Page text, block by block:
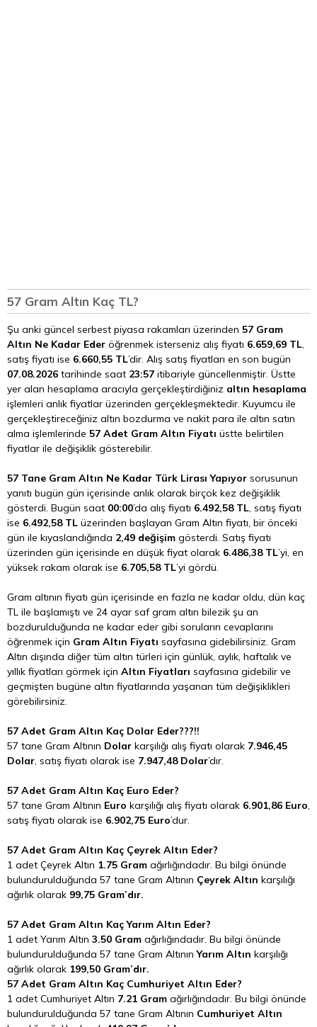
57 Gram Altın Kaç TL?
Şu anki güncel serbest piyasa rakamları üzerinden 57 Gram
Altın Ne Kadar Eder öğrenmek isterseniz alış fiyatı 6.659,69 TL,
satış fiyatı ise 6.660,55 TL’dir. Alış satış fiyatları en son bugün
07.08.2026 tarihinde saat 23:57 itibariyle güncellenmiştir. Üstte
yer alan hesaplama aracıyla gerçekleştirdiğiniz altın hesaplama
işlemleri anlık fiyatlar üzerinden gerçekleşmektedir. Kuyumcu ile
gerçekleştireceğiniz altın bozdurma ve nakit para ile altın satın
alma işlemlerinde 57 Adet Gram Altın Fiyatı üstte belirtilen
fiyatlar ile değişiklik gösterebilir.
57 Tane Gram Altın Ne Kadar Türk Lirası Yapıyor sorusunun
yanıtı bugün gün içerisinde anlık olarak birçok kez değişiklik
gösterdi. Bugün saat 00:00’da alış fiyatı 6.492,58 TL, satış fiyatı
ise 6.492,58 TL üzerinden başlayan Gram Altın fiyatı, bir önceki
gün ile kıyaslandığında 2,49 değişim gösterdi. Satış fiyatı
üzerinden gün içerisinde en düşük fiyat olarak 6.486,38 TL’yi, en
yüksek rakam olarak ise 6.705,58 TL’yi gördü.
Gram altının fiyatı gün içerisinde en fazla ne kadar oldu, dün kaç
TL ile başlamıştı ve 24 ayar saf gram altın bilezik şu an
bozdurulduğunda ne kadar eder gibi soruların cevaplarını
öğrenmek için Gram Altın Fiyatı sayfasına gidebilirsiniz. Gram
Altın dışında diğer tüm altın türleri için günlük, aylık, haftalık ve
yıllık fiyatları görmek için Altın Fiyatları sayfasına gidebilir ve
geçmişten bugüne altın fiyatlarında yaşanan tüm değişiklikleri
görebilirsiniz.
57 Adet Gram Altın Kaç Dolar Eder???!!
57 tane Gram Altının Dolar karşılığı alış fiyatı olarak 7.946,45
Dolar, satış fiyatı olarak ise 7.947,48 Dolar’dır.
57 Adet Gram Altın Kaç Euro Eder?
57 tane Gram Altının Euro karşılığı alış fiyatı olarak 6.901,86 Euro,
satış fiyatı olarak ise 6.902,75 Euro’dur.
57 Adet Gram Altın Kaç Çeyrek Altın Eder?
1 adet Çeyrek Altın 1.75 Gram ağırlığındadır. Bu bilgi önünde
bulundurulduğunda 57 tane Gram Altının Çeyrek Altın karşılığı
ağırlık olarak 99,75 Gram’dır.
57 Adet Gram Altın Kaç Yarım Altın Eder?
1 adet Yarım Altın 3.50 Gram ağırlığındadır. Bu bilgi önünde
bulundurulduğunda 57 tane Gram AltınınYarım Altın karşılığı
ağırlık olarak 199,50 Gram’dır.
57 Adet Gram Altın Kaç Cumhuriyet Altın Eder?
1 adet Cumhuriyet Altın 7.21 Gram ağırlığındadır. Bu bilgi önünde
bulundurulduğunda 57 tane Gram Altının Cumhuriyet Altın